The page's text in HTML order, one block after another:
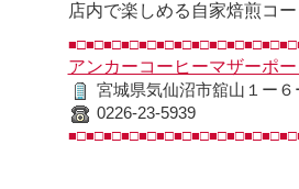
店内で楽しめる自家焙煎コ
アンカーコーヒーマザーポ
宮城県気仙沼市舘山１ー６
0226-23-5939